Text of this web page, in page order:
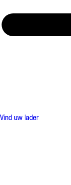
Vind uw lader